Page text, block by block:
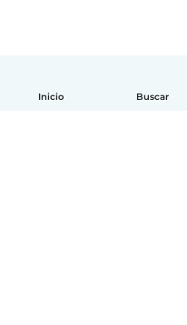
Inicio Buscar